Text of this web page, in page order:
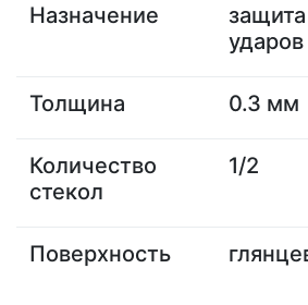
Назначение
ударов
Толщина 0.3 мм
Количество
стекол
1/2
Поверхность